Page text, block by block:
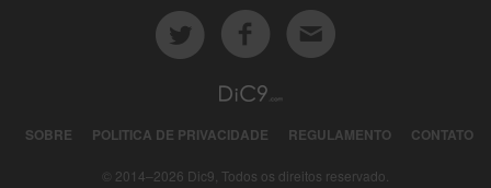
SOBRE POLITICA DE PRIVACIDADE REGULAMENTO CONTATO
© 2014–2026 Dic9, Todos os direitos reservado.